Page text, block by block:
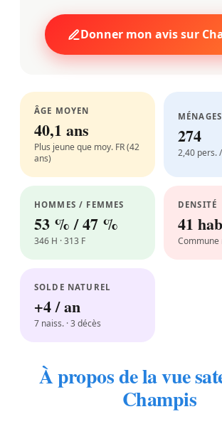
Donner mon avis sur
ÂGE MOYEN
40,1 ans
Plus jeune que moy. FR (42
ans)
MÉNAGES
274
2,40 pers.
HOMMES / FEMMES
53 % / 47 %
346 H · 313 F
DENSITÉ
41
SOLDE NATUREL
+4 / an
7 naiss. · 3 décès
À propos de la vue
Champis